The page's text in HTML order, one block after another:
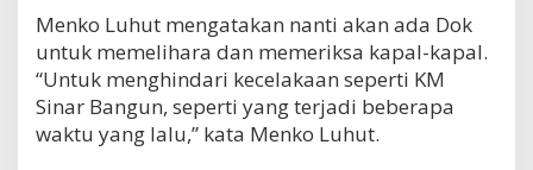
Menko Luhut mengatakan nanti akan ada Dok
untuk memelihara dan memeriksa kapal-kapal.
“Untuk menghindari kecelakaan seperti KM
Sinar Bangun, seperti yang terjadi beberapa
waktu yang lalu,” kata Menko Luhut.